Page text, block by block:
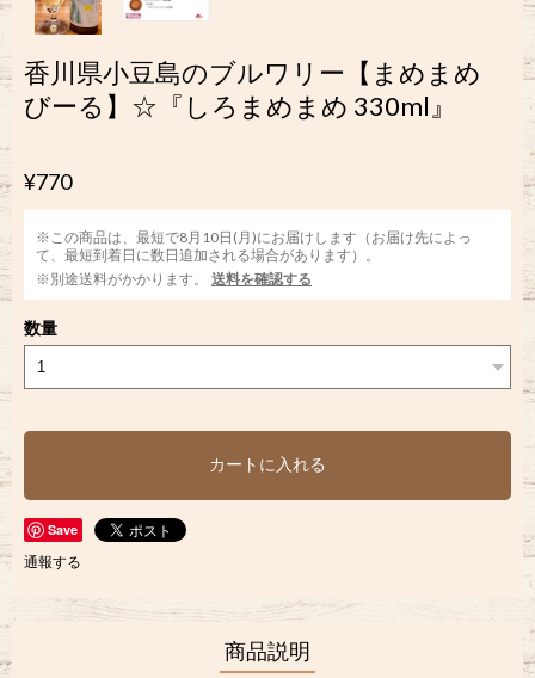
香川県小豆島のブルワリー【まめまめ
びーる】☆『しろまめまめ 330ml』
¥770
※この商品は、最短で8月10日(月)にお届けします（お届け先によっ
て、最短到着日に数日追加される場合があります）。
※別途送料がかかります。
送料を確認する
数量
カートに入れる
Save
通報する
商品説明